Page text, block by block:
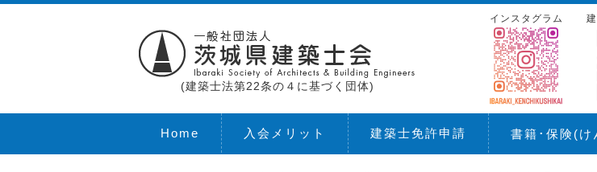
(建築士法第22条の４に基づく団体)
インスタグラム
Home 入会メリット 建築士免許申請 書籍･保険(け